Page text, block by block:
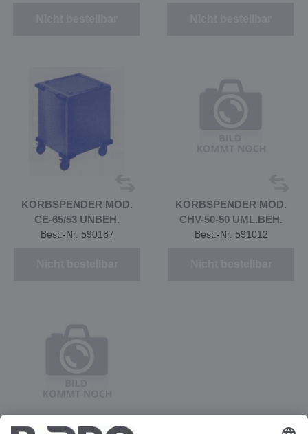
KORBSPENDER MOD.
CE-65/53 UNBEH.
Best.-Nr. 590187
KORBSPENDER MOD.
CHV-50-50 UML.BEH.
Best.-Nr. 591012